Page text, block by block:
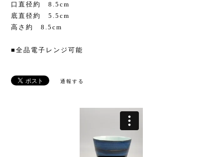
口直径約 8.5cm
底直径約 5.5cm
高さ約 8.5cm
■全品電子レンジ可能
通報する